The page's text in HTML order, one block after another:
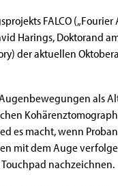
FALCO
Harings, Doktorand
der aktuellen
als
es macht, wenn
mit dem Auge
nachzeichnen.